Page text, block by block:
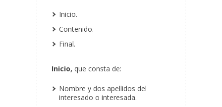
Inicio.
Contenido.
Final.
Inicio, que consta de:
Nombre y dos apellidos del
interesado o interesada.